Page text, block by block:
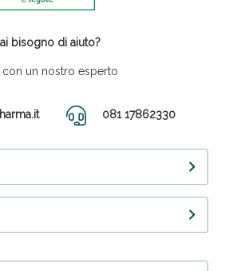
bisogno di aiuto?
con un nostro esperto
081 17862330